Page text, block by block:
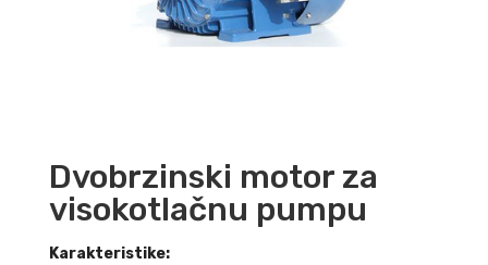
Dvobrzinski motor za
visokotlačnu pumpu
Karakteristike: